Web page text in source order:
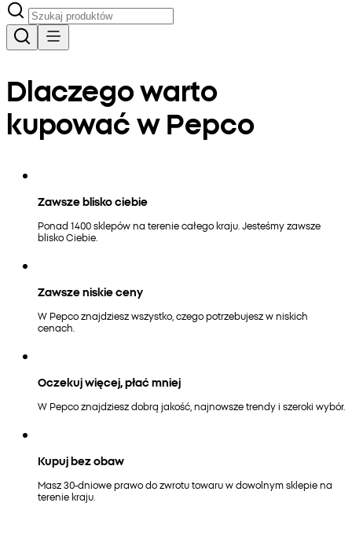
Dlaczego warto
kupować w Pepco
Zawsze blisko ciebie
Ponad 1400 sklepów na terenie całego kraju. Jesteśmy zawsze
blisko Ciebie.
Zawsze niskie ceny
W Pepco znajdziesz wszystko, czego potrzebujesz w niskich
cenach.
Oczekuj więcej, płać mniej
W Pepco znajdziesz dobrą jakość, najnowsze trendy i szeroki wybór.
Kupuj bez obaw
Masz 30-dniowe prawo do zwrotu towaru w dowolnym sklepie na
terenie kraju.